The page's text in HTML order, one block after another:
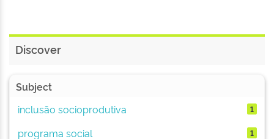
Discover
Subject
inclusão socioprodutiva
1
programa social 1